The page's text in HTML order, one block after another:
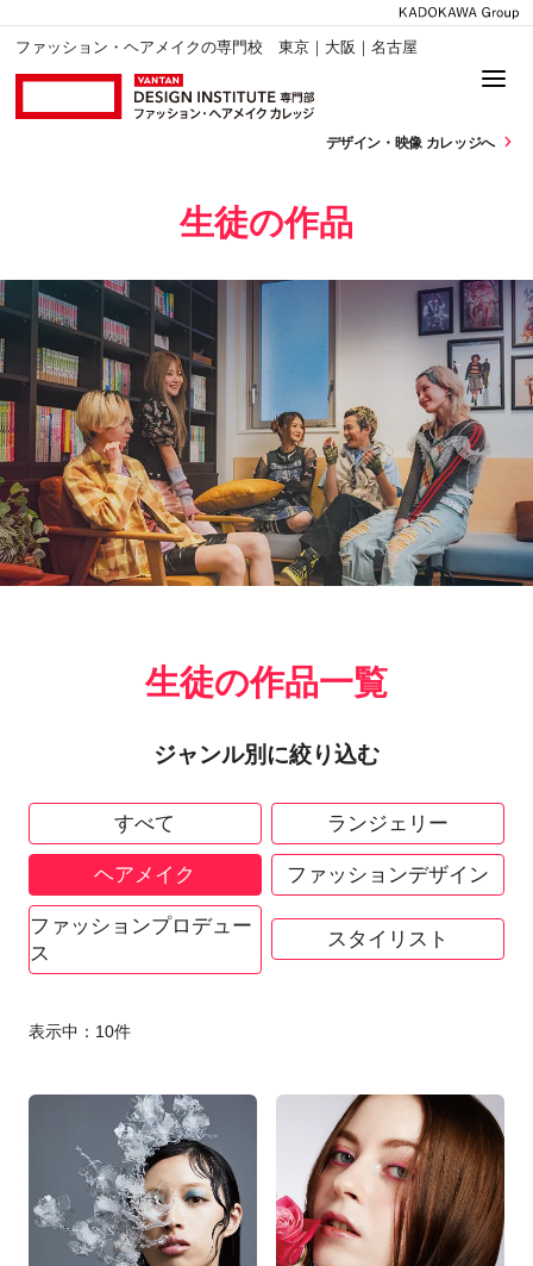
ファッション・ヘアメイクの専門校 東京｜大阪｜名古屋
デザイン・ 映像 カレッジへ
生徒の作品
生徒の作品一覧
ジャンル別に絞り込む
すべて ランジェリー
ヘアメイク ファッションデザイン
ファッションプロデュー
ス
スタイリスト
表示中： 10件